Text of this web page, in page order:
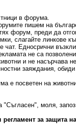
в форума.
пишем на
форум, преди да
слагайте линкове
чат. Едносрични
не са
и не насърчава
заяждания,
е посветен на
"Съгласен", моля,
за защита